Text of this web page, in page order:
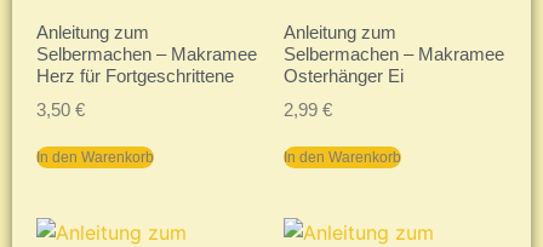
Anleitung zum
Selbermachen – Makramee
Herz für Fortgeschrittene
3,50 €
In den Warenkorb
Anleitung zum
Selbermachen – Makramee
Osterhänger Ei
2,99 €
In den Warenkorb